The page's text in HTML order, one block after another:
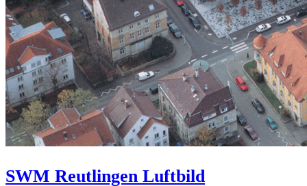
SWM Reutlingen Luftbild